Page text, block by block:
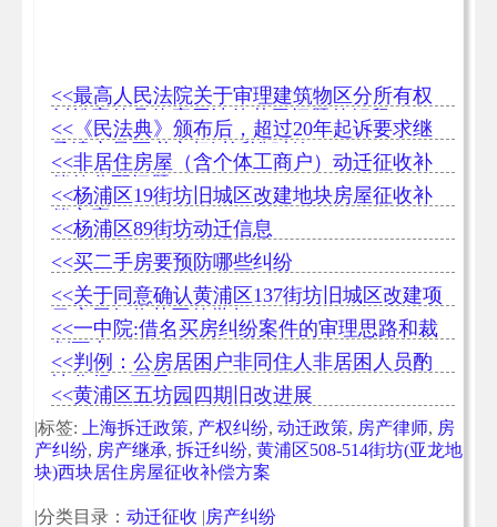
<<最高人民法院关于审理建筑物区分所有权
纠纷案件具体应用法律若干问题的解释
<<《民法典》颁布后，超过20年起诉要求继
承遗产是否必定超过诉讼时效？
<<非居住房屋（含个体工商户）动迁征收补
偿款分配问题
<<杨浦区19街坊旧城区改建地块房屋征收补
偿方案
<<杨浦区89街坊动迁信息
<<买二手房要预防哪些纠纷
<<关于同意确认黄浦区137街坊旧城区改建项
目房屋征收范围的批复
<<一中院:借名买房纠纷案件的审理思路和裁
判要点
<<判例：公房居困户非同住人非居困人员酌
情分得30万元
<<黄浦区五坊园四期旧改进展
|标签: 上海拆迁政策, 产权纠纷, 动迁政策, 房产律师, 房
产纠纷, 房产继承, 拆迁纠纷, 黄浦区508-514街坊(亚龙地
块)西块居住房屋征收补偿方案
|分类目录： 动迁征收 |房产纠纷